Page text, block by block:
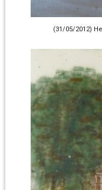
(31/05/2012)